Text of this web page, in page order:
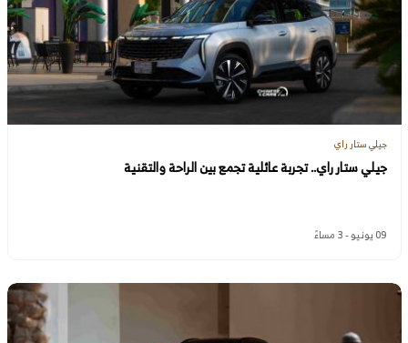
جيلي ستار راي
جيلي ستار راي.. تجربة عائلية تجمع بين الراحة والتقنية
09 يونيو - 3 مساءً